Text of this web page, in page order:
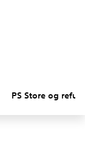
PS Store og